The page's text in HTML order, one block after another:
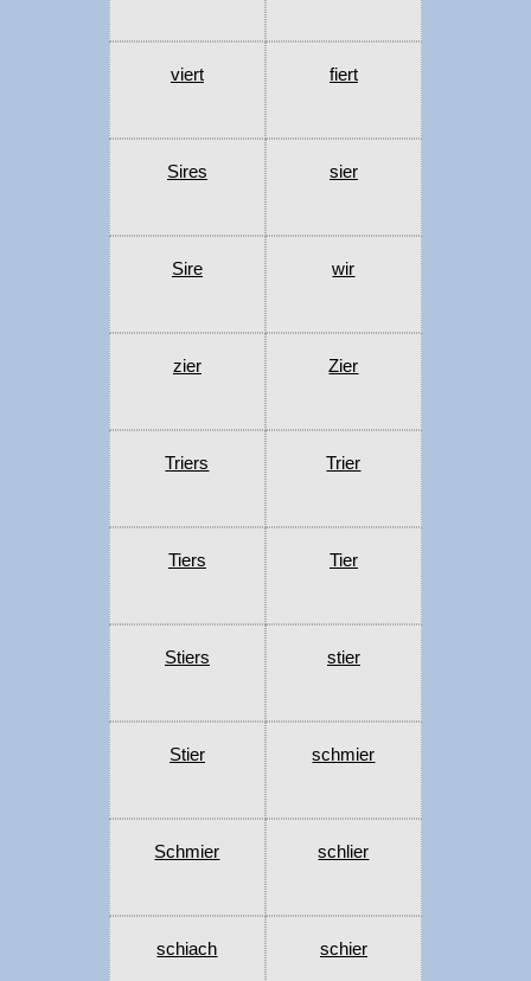
viert fiert
Sires sier
Sire wir
zier Zier
Triers Trier
Tiers Tier
Stiers stier
Stier schmier
Schmier schlier
schiach schier